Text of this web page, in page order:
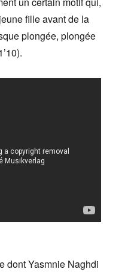
fille avant de la
plongée, plongée
dont Yasmnie Naghdi